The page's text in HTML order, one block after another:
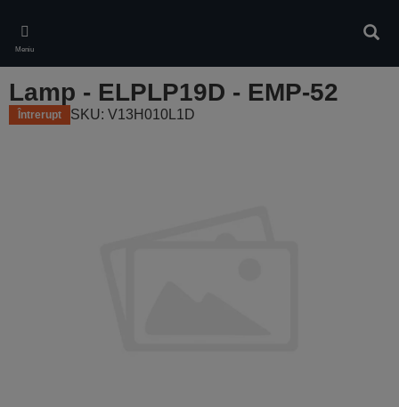
main
content
Meniu
Lamp - ELPLP19D - EMP-52
Întrerupt SKU: V13H010L1D